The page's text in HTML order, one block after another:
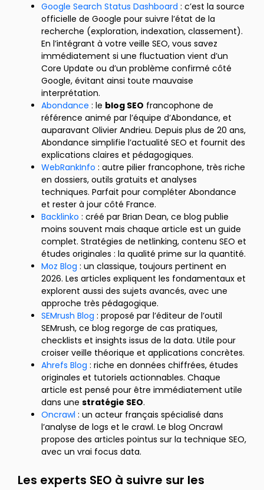
Google Search Status Dashboard : c’est la source
officielle de Google pour suivre l’état de la
recherche (exploration, indexation, classement).
En l’intégrant à votre veille SEO, vous savez
immédiatement si une fluctuation vient d’un
Core Update ou d’un problème confirmé côté
Google, évitant ainsi toute mauvaise
interprétation.
Abondance : le blog SEO francophone de
référence animé par l’équipe d’Abondance, et
auparavant Olivier Andrieu. Depuis plus de 20 ans,
Abondance simplifie l’actualité SEO et fournit des
explications claires et pédagogiques.
WebRankInfo : autre pilier francophone, très riche
en dossiers, outils gratuits et analyses
techniques. Parfait pour compléter Abondance
et rester à jour côté France.
Backlinko : créé par Brian Dean, ce blog publie
moins souvent mais chaque article est un guide
complet. Stratégies de netlinking, contenu SEO et
études originales : la qualité prime sur la quantité.
Moz Blog : un classique, toujours pertinent en
2026. Les articles expliquent les fondamentaux et
explorent aussi des sujets avancés, avec une
approche très pédagogique.
SEMrush Blog : proposé par l’éditeur de l’outil
SEMrush, ce blog regorge de cas pratiques,
checklists et insights issus de la data. Utile pour
croiser veille théorique et applications concrètes.
Ahrefs Blog : riche en données chiffrées, études
originales et tutoriels actionnables. Chaque
article est pensé pour être immédiatement utile
dans une stratégie SEO.
Oncrawl : un acteur français spécialisé dans
l’analyse de logs et le crawl. Le blog Oncrawl
propose des articles pointus sur la technique SEO,
avec un vrai focus data.
Les experts SEO à suivre sur les